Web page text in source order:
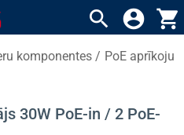
search account_circle shopping_cart
komponentes / PoE
30W PoE-in / 2 PoE-